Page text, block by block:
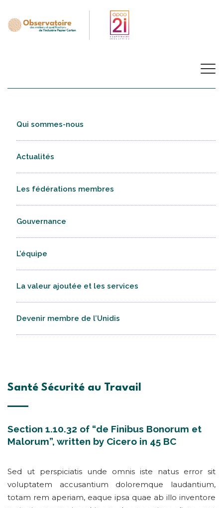
Qui sommes-nous
Actualités
Les fédérations membres
Gouvernance
L’équipe
La valeur ajoutée et les services
Devenir membre de l’Unidis
Santé Sécurité au Travail
Section 1.10.32 of “de Finibus Bonorum et
Malorum”, written by Cicero in 45 BC
Sed ut perspiciatis unde omnis iste natus error sit
voluptatem accusantium doloremque laudantium,
totam rem aperiam, eaque ipsa quae ab illo inventore